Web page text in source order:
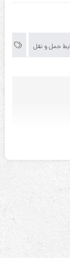
حمل و نقل
باتری لیتیوم مدل CR-P2 ولتاژ 6 ولت ظرفیت 1400 میلی‌آمپر